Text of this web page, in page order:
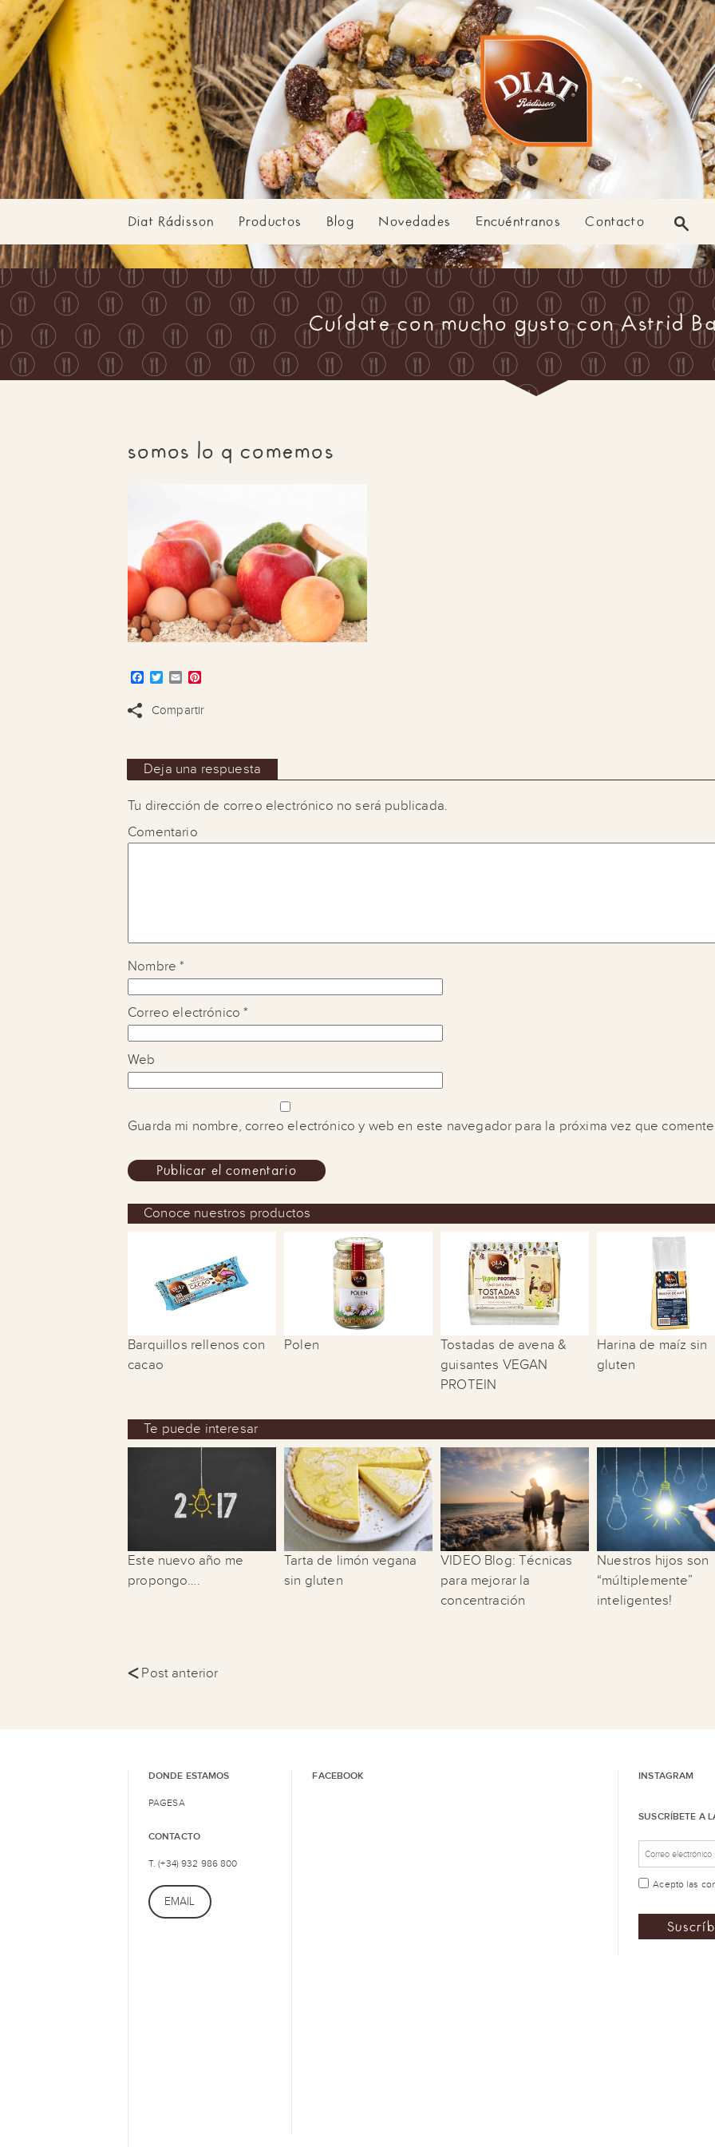
Diat Rádisson Productos Blog Novedades Encuéntranos Contacto
Cuídate con mucho gusto con Astrid
somos lo q comemos
Facebook
Twitter
Email
Compartir
Deja una respuesta
Tu dirección de correo electrónico no será publicada.
Comentario
Nombre*
Correo electrónico*
Web
Guarda mi nombre, correo electrónico y web en este navegador para la próxima vez que
Conoce nuestros productos
Barquillos rellenos con
cacao
Polen
Tostadas de avena &
guisantes VEGAN
PROTEIN
Harina de maíz sin
gluten
Te puede interesar
Este nuevo año me
propongo….
Tarta de limón vegana
sin gluten
VIDEO Blog: Técnicas
para mejorar la
concentración
Nuestros hijos son
“múltiplemente”
inteligentes!
<Post anterior
DONDE ESTAMOS
PAGESA
CONTACTO
T. (+34) 932 986 800
EMAIL
FACEBOOK INSTAGRAM
SUSCRÍBETE A
Acepto las